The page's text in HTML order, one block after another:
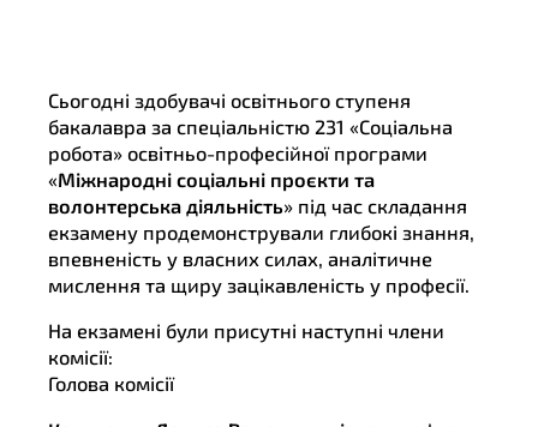
Сьогодні здобувачі освітнього ступеня
бакалавра за спеціальністю 231 «Соціальна
робота» освітньо-професійної програми
«Міжнародні соціальні проєкти та
волонтерська діяльність» під час складання
екзамену продемонстрували глибокі знання,
впевненість у власних силах, аналітичне
мислення та щиру зацікавленість у професії.
На екзамені були присутні наступні члени
комісії:
Голова комісії